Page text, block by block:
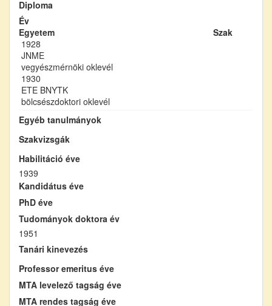
Diploma
Év
Egyetem
Szak
1928
JNME
vegyészmérnöki oklevél
1930
ETE BNYTK
bölcsészdoktori oklevél
Egyéb tanulmányok
Szakvizsgák
Habilitáció éve
1939
Kandidátus éve
PhD éve
Tudományok doktora év
1951
Tanári kinevezés
Professor emeritus éve
MTA levelező tagság éve
MTA rendes tagság éve